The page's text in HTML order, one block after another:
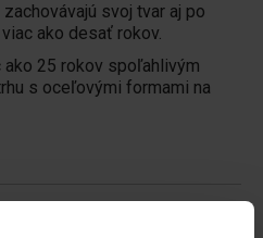
svoj tvar aj po
ako desať rokov.
25 rokov spoľahlivým
s oceľovými formami na